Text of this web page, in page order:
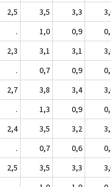
2,5 3,5 3,3
. 1,0 0,9
2,3 3,1 3,1
. 0,7 0,9
2,7 3,8 3,4
. 1,3 0,9
2,4 3,5 3,2
. 0,7 0,6
2,5 3,5 3,3